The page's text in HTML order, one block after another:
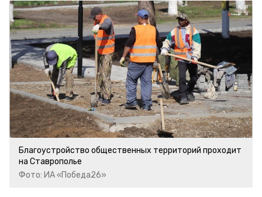
Благоустройство общественных территорий проходит
на Ставрополье
Фото: ИА «Победа26»